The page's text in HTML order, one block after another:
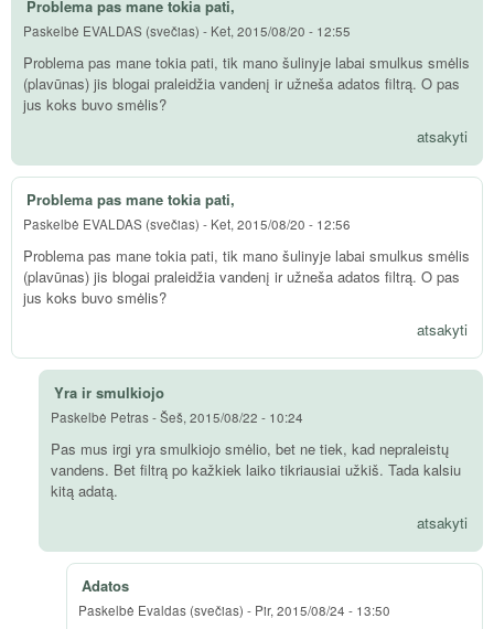
Problema pas mane tokia pati,
Paskelbė EVALDAS (svečias) - Ket, 2015/08/20 - 12:55
Problema pas mane tokia pati, tik mano šulinyje labai smulkus smėlis
(plavūnas) jis blogai praleidžia vandenį ir užneša adatos filtrą. O pas
jus koks buvo smėlis?
atsakyti
Problema pas mane tokia pati,
Paskelbė EVALDAS (svečias) - Ket, 2015/08/20 - 12:56
Problema pas mane tokia pati, tik mano šulinyje labai smulkus smėlis
(plavūnas) jis blogai praleidžia vandenį ir užneša adatos filtrą. O pas
jus koks buvo smėlis?
atsakyti
Yra ir smulkiojo
Paskelbė Petras-Šeš, 2015/08/22 - 10:24
Pas mus irgi yra smulkiojo smėlio, bet ne tiek, kad nepraleistų
vandens. Bet filtrą po kažkiek laiko tikriausiai užkiš. Tada kalsiu
kitą adatą.
atsakyti
Adatos
Paskelbė Evaldas (svečias) - Pir, 2015/08/24 - 13:50